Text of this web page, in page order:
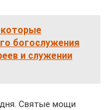
богослужения
и служении
Святые мощи